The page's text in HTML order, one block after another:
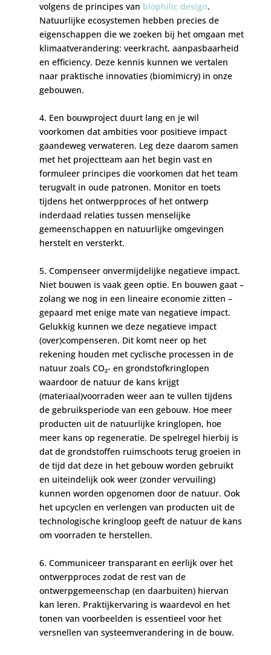
volgens de principes van biophilic design.
Natuurlijke ecosystemen hebben precies de
eigenschappen die we zoeken bij het omgaan met
klimaatverandering: veerkracht, aanpasbaarheid
en efficiency. Deze kennis kunnen we vertalen
naar praktische innovaties (biomimicry) in onze
gebouwen.
4. Een bouwproject duurt lang en je wil
voorkomen dat ambities voor positieve impact
gaandeweg verwateren. Leg deze daarom samen
met het projectteam aan het begin vast en
formuleer principes die voorkomen dat het team
terugvalt in oude patronen. Monitor en toets
tijdens het ontwerpproces of het ontwerp
inderdaad relaties tussen menselijke
gemeenschappen en natuurlijke omgevingen
herstelt en versterkt.
5. Compenseer onvermijdelijke negatieve impact.
Niet bouwen is vaak geen optie. En bouwen gaat –
zolang we nog in een lineaire economie zitten –
gepaard met enige mate van negatieve impact.
Gelukkig kunnen we deze negatieve impact
(over)compenseren. Dit komt neer op het
rekening houden met cyclische processen in de
natuur zoals CO₂- en grondstofkringlopen
waardoor de natuur de kans krijgt
(materiaal)voorraden weer aan te vullen tijdens
de gebruiksperiode van een gebouw. Hoe meer
producten uit de natuurlijke kringlopen, hoe
meer kans op regeneratie. De spelregel hierbij is
dat de grondstoffen ruimschoots terug groeien in
de tijd dat deze in het gebouw worden gebruikt
en uiteindelijk ook weer (zonder vervuiling)
kunnen worden opgenomen door de natuur. Ook
het upcyclen en verlengen van producten uit de
technologische kringloop geeft de natuur de kans
om voorraden te herstellen.
6. Communiceer transparant en eerlijk over het
ontwerpproces zodat de rest van de
ontwerpgemeenschap (en daarbuiten) hiervan
kan leren. Praktijkervaring is waardevol en het
tonen van voorbeelden is essentieel voor het
versnellen van systeemverandering in de bouw.